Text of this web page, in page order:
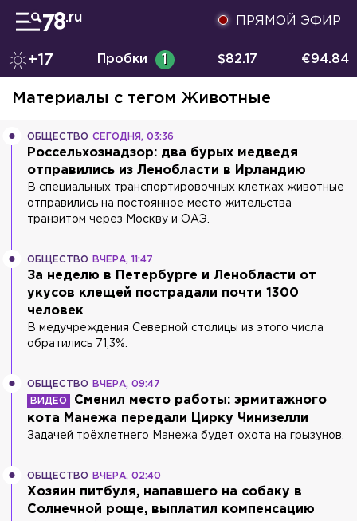
ПРЯМОЙ ЭФИР
+17 Пробки 1 $82.17 €94.84
Материалы с тегом Животные
ОБЩЕСТВО СЕГОДНЯ, 03:36
Россельхознадзор: два бурых медведя
отправились из Ленобласти в Ирландию
В специальных транспортировочных клетках животные
отправились на постоянное место жительства
транзитом через Москву и ОАЭ.
ОБЩЕСТВО ВЧЕРА, 11:47
За неделю в Петербурге и Ленобласти от
укусов клещей пострадали почти 1300
человек
В медучреждения Северной столицы из этого числа
обратились 71,3%.
ОБЩЕСТВО ВЧЕРА, 09:47
Сменил место работы: эрмитажного
кота Манежа передали Цирку Чинизелли
Задачей трёхлетнего Манежа будет охота на грызунов.
ОБЩЕСТВО ВЧЕРА, 02:40
Хозяин питбуля, напавшего на собаку в
Солнечной роще, выплатил компенсацию